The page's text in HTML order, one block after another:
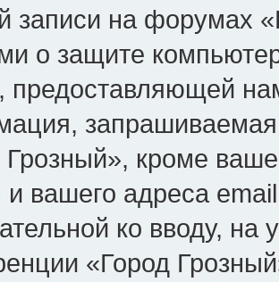
записи на форумах
о защите
предоставляющей
Грозный», кроме
и вашего адреса
ко вводу,
«Город